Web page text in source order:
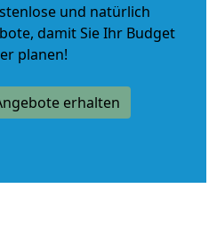
und natürlich
, damit Sie Ihr Budget
planen!
erhalten